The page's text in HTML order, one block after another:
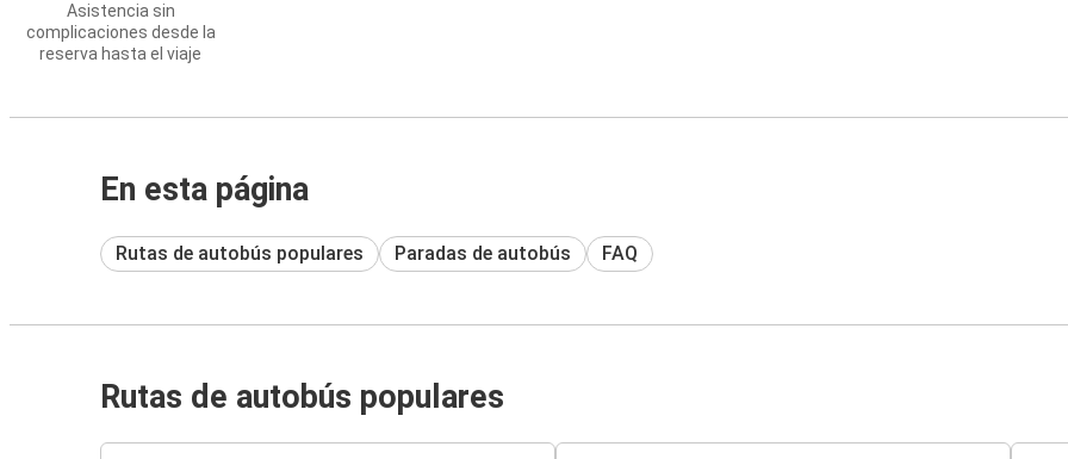
Asistencia sin
complicaciones desde la
reserva hasta el viaje
En esta página
Rutas de autobús populares Paradas de autobús FAQ
Rutas de autobús populares